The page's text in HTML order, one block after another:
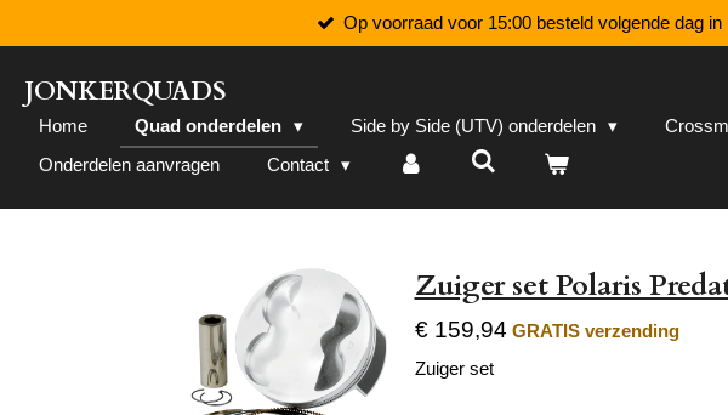
direct
naar
de
hoofdinhoud
Op voorraad voor 15:00 besteld volgende dag in
JONKERQUADS
Home Quad onderdelen Side by Side (UTV) onderdelen
Onderdelen aanvragen
Contact
Zuiger set Polaris
€ 159,94 GRATIS verzending
Zuiger set